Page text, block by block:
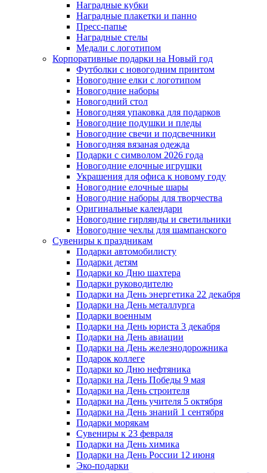
Наградные кубки
Наградные плакетки и панно
Пресс-папье
Наградные стелы
Медали с логотипом
Корпоративные подарки на Новый год
Футболки с новогодним принтом
Новогодние елки с логотипом
Новогодние наборы
Новогодний стол
Новогодняя упаковка для подарков
Новогодние подушки и пледы
Новогодние свечи и подсвечники
Новогодняя вязаная одежда
Подарки с символом 2026 года
Новогодние елочные игрушки
Украшения для офиса к новому году
Новогодние елочные шары
Новогодние наборы для творчества
Оригинальные календари
Новогодние гирлянды и светильники
Новогодние чехлы для шампанского
Сувениры к праздникам
Подарки автомобилисту
Подарки детям
Подарки ко Дню шахтера
Подарки руководителю
Подарки на День энергетика 22 декабря
Подарки на День металлурга
Подарки военным
Подарки на День юриста 3 декабря
Подарки на День авиации
Подарки на День железнодорожника
Подарок коллеге
Подарки ко Дню нефтяника
Подарки на День Победы 9 мая
Подарки на День строителя
Подарки на День учителя 5 октября
Подарки на День знаний 1 сентября
Подарки морякам
Сувениры к 23 февраля
Подарки на День химика
Подарки на День России 12 июня
Эко-подарки